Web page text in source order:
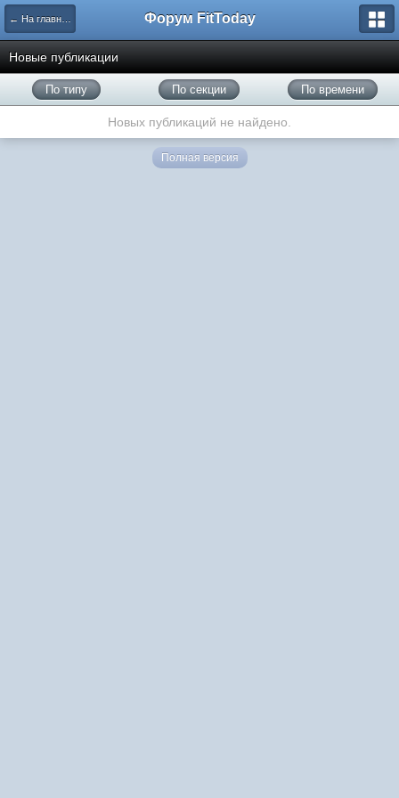
← На главную Форум FitToday
Новые публикации
По типу По секции По времени
Новых публикаций не найдено.
Полная версия